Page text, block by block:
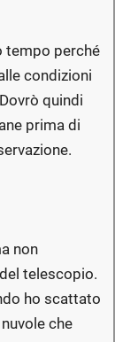
tempo perché
condizioni
quindi
prima di
non
telescopio.
ho scattato
che